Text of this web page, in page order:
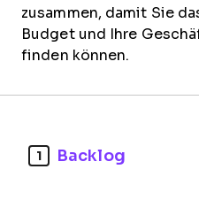
zusammen, damit Sie
Budget und Ihre
finden können.
1 Backlog